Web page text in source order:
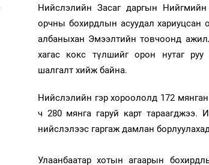
Нийслэлийн Засаг даргын
орчны бохирдлын асуудал хариуцсан
албаныхан Эмээлтийн товчоонд
хагас кокс түлшийг орон нутаг
шалгалт хийж байна.
Нийслэлийн гэр хороололд 172
ч 280 мянга гаруй карт тараагджээ.
нийслэлээс гаргаж дамлан
Улаанбаатар хотын агаарын